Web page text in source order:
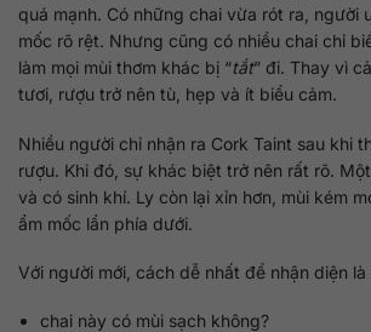
quá mạnh. Có những chai vừa rót ra, người
mốc rõ rệt. Nhưng cũng có nhiều chai chỉ
làm mọi mùi thơm khác bị “tắt” đi. Thay vì
tươi, rượu trở nên tù, hẹp và ít biểu cảm.
Nhiều người chỉ nhận ra Cork Taint sau khi
rượu. Khi đó, sự khác biệt trở nên rất rõ.
và có sinh khí. Ly còn lại xỉn hơn, mùi kém
ẩm mốc lẩn phía dưới.
Với người mới, cách dễ nhất để nhận diện là
chai này có mùi sạch không?